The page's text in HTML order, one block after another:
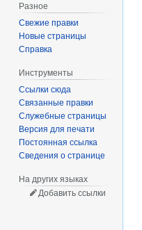
Разное
Свежие правки
Новые страницы
Справка
Инструменты
Ссылки сюда
Связанные правки
Служебные страницы
Версия для печати
Постоянная ссылка
Сведения о странице
На других языках
Добавить ссылки